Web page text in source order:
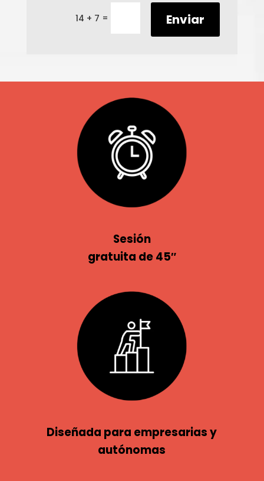
14 + 7 = Enviar
Sesión
gratuita de 45″
Diseñada para empresarias y
autónomas